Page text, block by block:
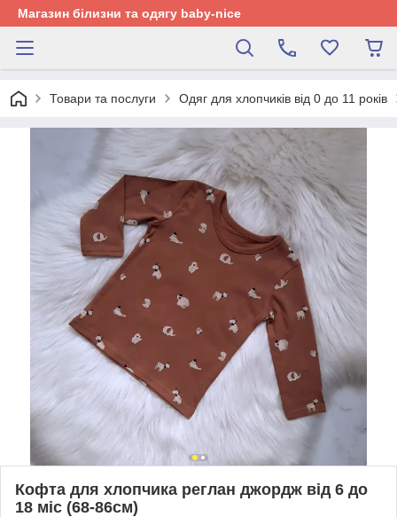
Магазин білизни та одягу baby-nice
Товари та послуги Одяг для хлопчиків від 0 до 11 років
Кофта для хлопчика реглан джордж від 6 до
18 міс (68-86см)